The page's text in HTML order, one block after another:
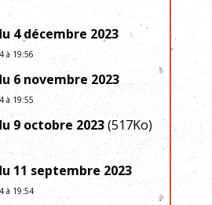
4 décembre 2023
à 19:56
6 novembre 2023
à 19:55
9 octobre 2023(517Ko)
11 septembre 2023
à 19:54